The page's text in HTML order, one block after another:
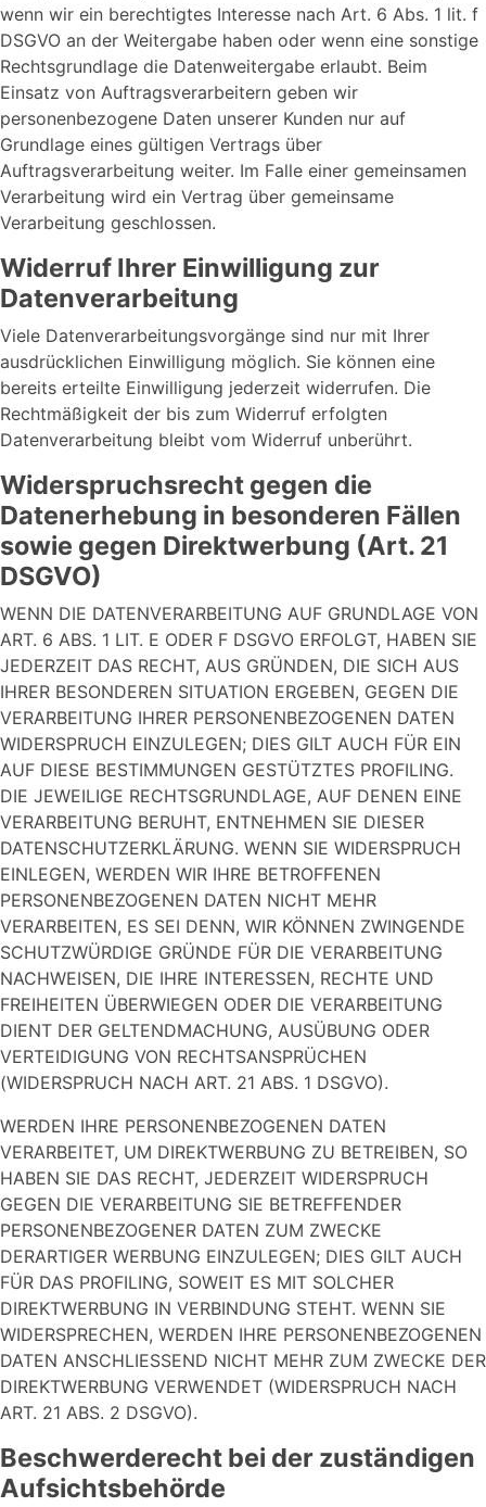
wenn wir ein berechtigtes Interesse nach Art. 6 Abs. 1 lit. f
DSGVO an der Weitergabe haben oder wenn eine sonstige
Rechtsgrundlage die Datenweitergabe erlaubt. Beim
Einsatz von Auftragsverarbeitern geben wir
personenbezogene Daten unserer Kunden nur auf
Grundlage eines gültigen Vertrags über
Auftragsverarbeitung weiter. Im Falle einer gemeinsamen
Verarbeitung wird ein Vertrag über gemeinsame
Verarbeitung geschlossen.
Widerruf Ihrer Einwilligung zur
Datenverarbeitung
Viele Datenverarbeitungsvorgänge sind nur mit Ihrer
ausdrücklichen Einwilligung möglich. Sie können eine
bereits erteilte Einwilligung jederzeit widerrufen. Die
Rechtmäßigkeit der bis zum Widerruf erfolgten
Datenverarbeitung bleibt vom Widerruf unberührt.
Widerspruchsrecht gegen die
Datenerhebung in besonderen Fällen
sowie gegen Direktwerbung (Art. 21
DSGVO)
WENN DIE DATENVERARBEITUNG AUF GRUNDLAGE VON
ART. 6 ABS. 1 LIT. E ODER F DSGVO ERFOLGT, HABEN SIE
JEDERZEIT DAS RECHT, AUS GRÜNDEN, DIE SICH AUS
IHRER BESONDEREN SITUATION ERGEBEN, GEGEN DIE
VERARBEITUNG IHRER PERSONENBEZOGENEN DATEN
WIDERSPRUCH EINZULEGEN; DIES GILT AUCH FÜR EIN
AUF DIESE BESTIMMUNGEN GESTÜTZTES PROFILING.
DIE JEWEILIGE RECHTSGRUNDLAGE, AUF DENEN EINE
VERARBEITUNG BERUHT, ENTNEHMEN SIE DIESER
DATENSCHUTZERKLÄRUNG. WENN SIE WIDERSPRUCH
EINLEGEN, WERDEN WIR IHRE BETROFFENEN
PERSONENBEZOGENEN DATEN NICHT MEHR
VERARBEITEN, ES SEI DENN, WIR KÖNNEN ZWINGENDE
SCHUTZWÜRDIGE GRÜNDE FÜR DIE VERARBEITUNG
NACHWEISEN, DIE IHRE INTERESSEN, RECHTE UND
FREIHEITEN ÜBERWIEGEN ODER DIE VERARBEITUNG
DIENT DER GELTENDMACHUNG, AUSÜBUNG ODER
VERTEIDIGUNG VON RECHTSANSPRÜCHEN
(WIDERSPRUCH NACH ART. 21 ABS. 1 DSGVO).
WERDEN IHRE PERSONENBEZOGENEN DATEN
VERARBEITET, UM DIREKTWERBUNG ZU BETREIBEN, SO
HABEN SIE DAS RECHT, JEDERZEIT WIDERSPRUCH
GEGEN DIE VERARBEITUNG SIE BETREFFENDER
PERSONENBEZOGENER DATEN ZUM ZWECKE
DERARTIGER WERBUNG EINZULEGEN; DIES GILT AUCH
FÜR DAS PROFILING, SOWEIT ES MIT SOLCHER
DIREKTWERBUNG IN VERBINDUNG STEHT. WENN SIE
WIDERSPRECHEN, WERDEN IHRE PERSONENBEZOGENEN
DATEN ANSCHLIESSEND NICHT MEHR ZUM ZWECKE DER
DIREKTWERBUNG VERWENDET (WIDERSPRUCH NACH
ART. 21 ABS. 2 DSGVO).
Beschwerde­recht bei der zuständigen
Aufsichts­behörde